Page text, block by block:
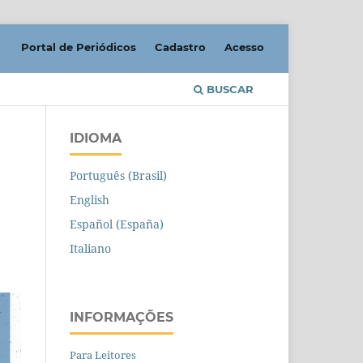
BUSCAR
Portal de Periódicos Cadastro Acesso
IDIOMA
Português (Brasil)
English
Español (España)
Italiano
INFORMAÇÕES
Para Leitores